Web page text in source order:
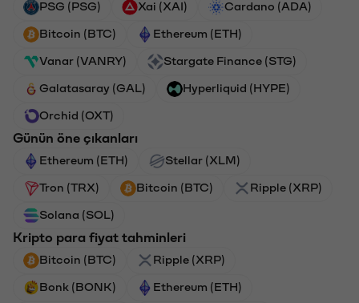
PSG (PSG) Xai (XAI) Cardano (ADA)
Bitcoin (BTC) Ethereum (ETH)
Vanar (VANRY) Stargate Finance (STG)
Galatasaray (GAL) Hyperliquid (HYPE)
Orchid (OXT)
Günün öne çıkanları
Ethereum (ETH) Stellar (XLM)
Tron (TRX) Bitcoin (BTC) Ripple (XRP)
Solana (SOL)
Kripto para fiyat tahminleri
Bitcoin (BTC) Ripple (XRP)
Bonk (BONK) Ethereum (ETH)